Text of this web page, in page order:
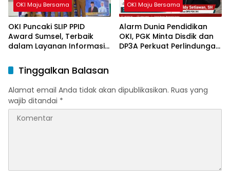
OKI Maju Bersama
OKI Puncaki SLIP PPID
Award Sumsel, Terbaik
dalam Layanan Informasi
OKI Maju Bersama
Alarm Dunia Pendidikan
OKI, PGK Minta Disdik dan
DP3A Perkuat Perlindungan
Tinggalkan Balasan
Alamat email Anda tidak akan dipublikasikan. Ruas yang
wajib ditandai *